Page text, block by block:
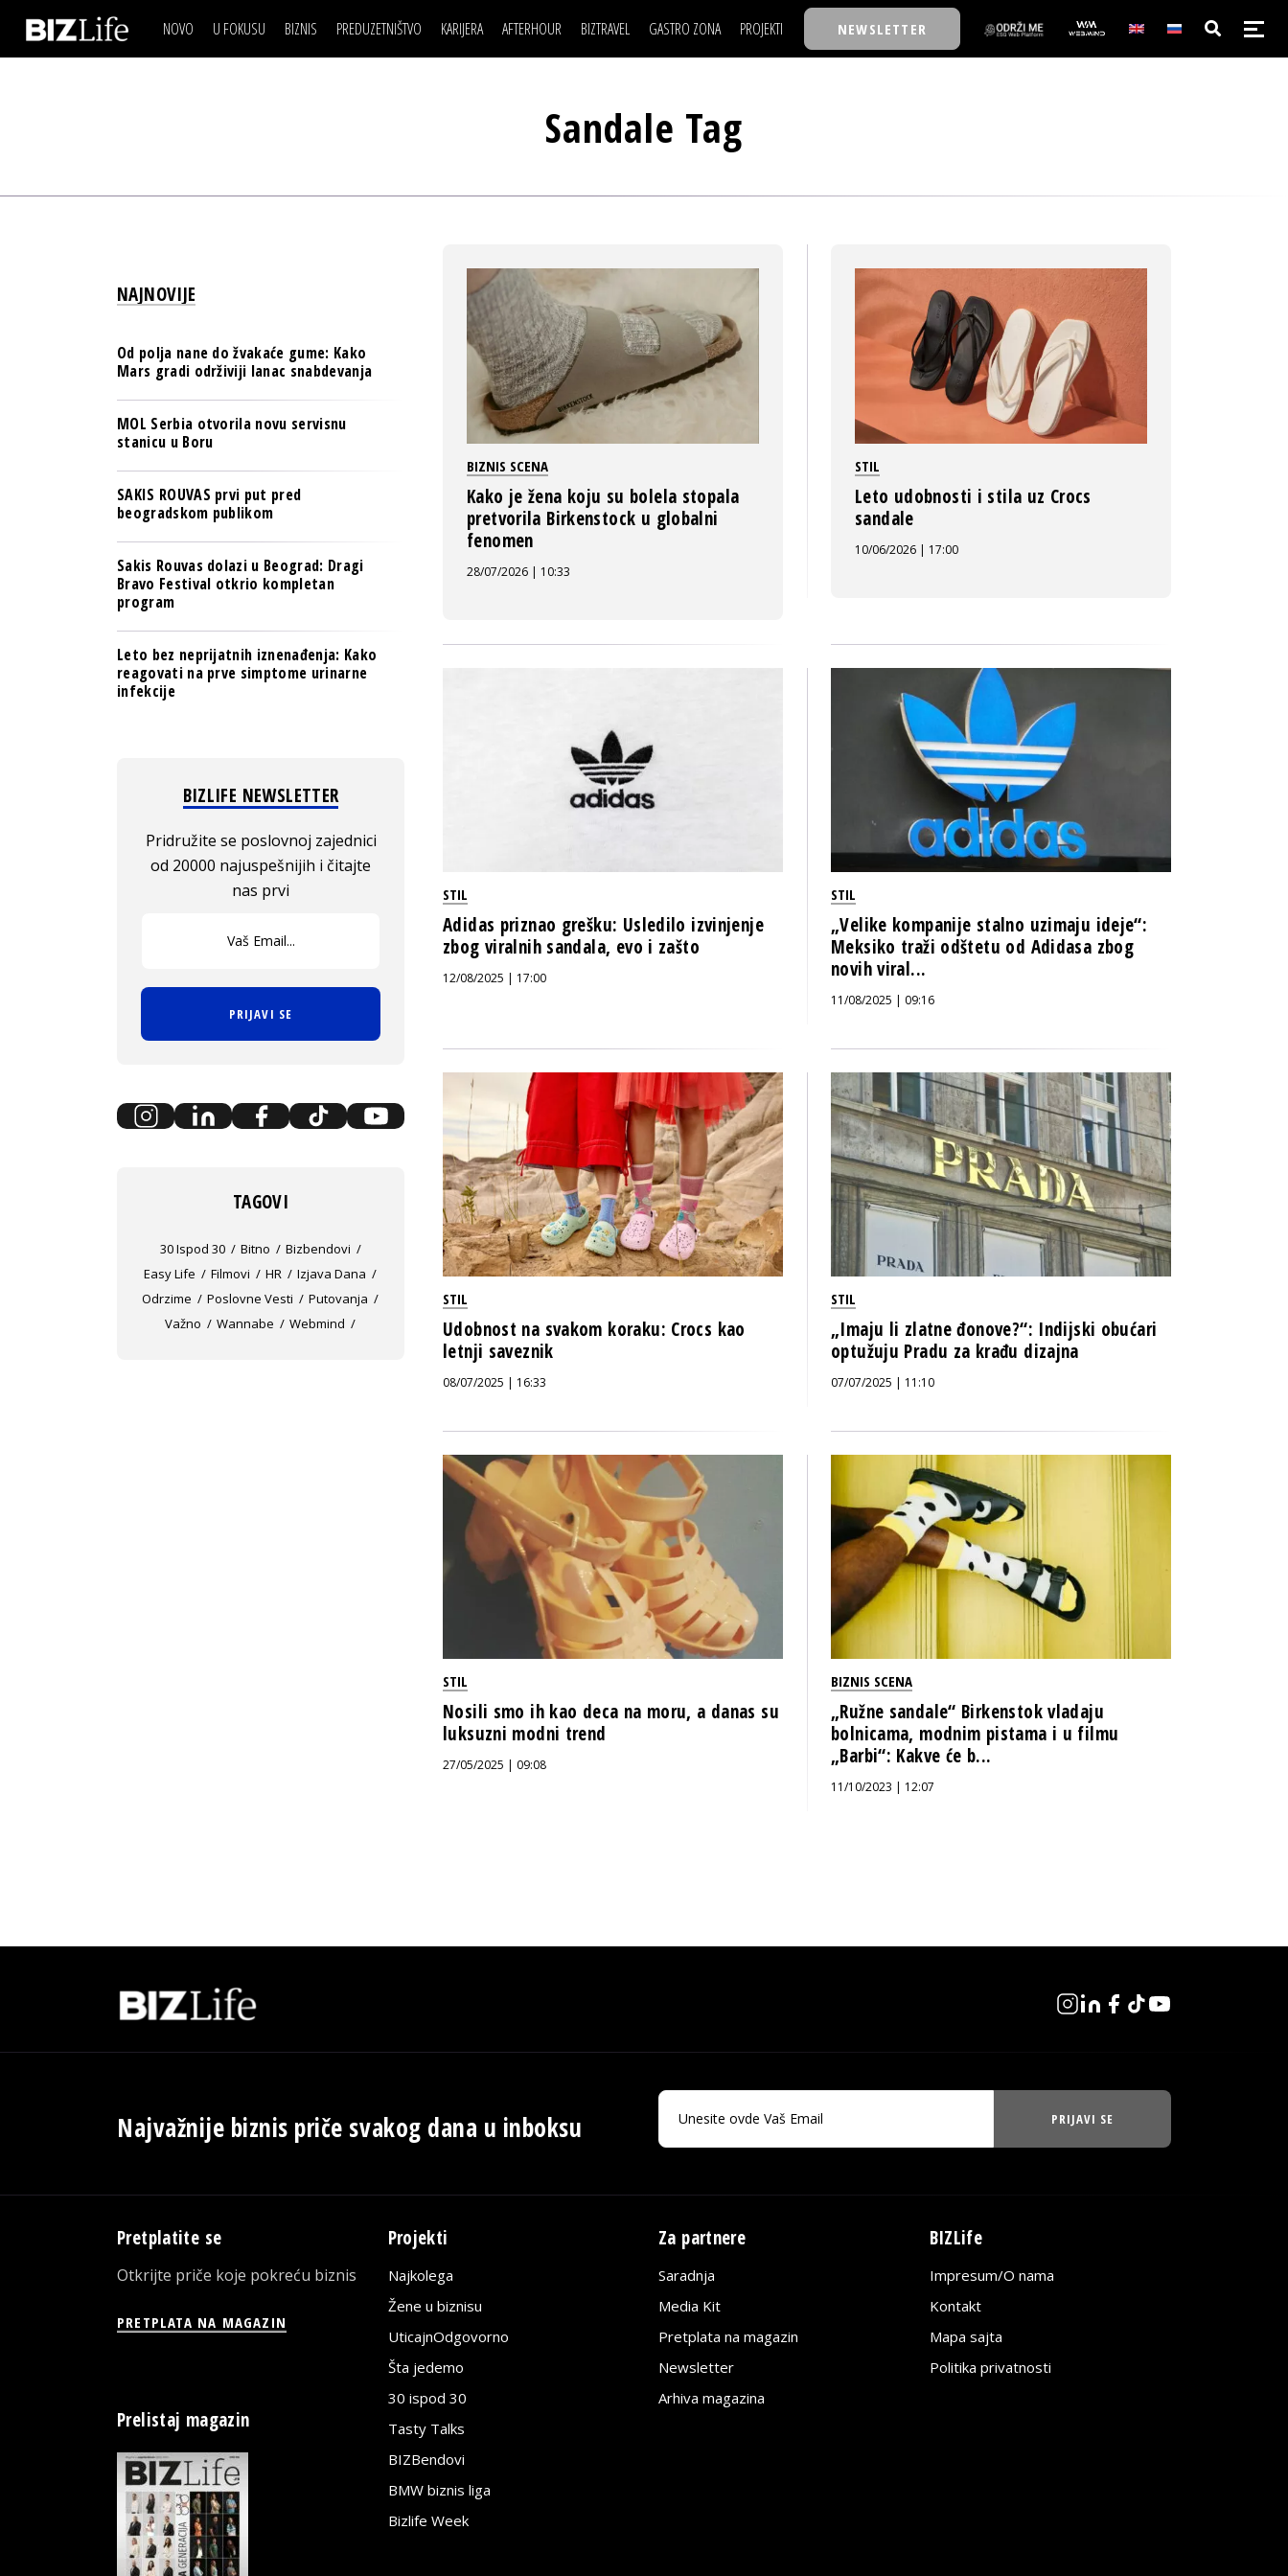
NOVO U FOKUSU BIZNIS
ESG & ENERGY
PULS REGIONA
NOVO NA RAFU
PREDUZETNIŠTVO KARIJERA
USAVRŠAVANJE
AFTERHOUR
KNJIGE
STIL
BIZTRAVEL GASTRO ZONA PROJEKTI
BACK TO OFFICE/SCHOOL
NEWSLETTER
IZJAVA DANABIZNIS SCENA
NOVO NA RAFU
POSAO
FILM I SCENA
NAJKOLEGA
BIZLIFE WEEK
Sandale Tag
BIZNIS SCENA
Kako je žena koju su bolela stopala
pretvorila Birkenstock u globalni
fenomen
28/07/2026 | 10:33
STIL
Leto udobnosti i stila uz Crocs
sandale
10/06/2026 | 17:00
STIL
Adidas priznao grešku: Usledilo izvinjenje
zbog viralnih sandala, evo i zašto
12/08/2025 | 17:00
STIL
„Velike kompanije stalno uzimaju ideje“:
Meksiko traži odštetu od Adidasa zbog
novih viral...
11/08/2025 | 09:16
STIL
Udobnost na svakom koraku: Crocs kao
letnji saveznik
08/07/2025 | 16:33
STIL
„Imaju li zlatne đonove?“: Indijski obućari
optužuju Pradu za krađu dizajna
07/07/2025 | 11:10
STIL
Nosili smo ih kao deca na moru, a danas su
luksuzni modni trend
27/05/2025 | 09:08
BIZNIS SCENA
„Ružne sandale“ Birkenstok vladaju
bolnicama, modnim pistama i u filmu
„Barbi“: Kakve će b...
11/10/2023 | 12:07
NAJNOVIJE
Od polja nane do žvakaće gume: Kako
Mars gradi održiviji lanac snabdevanja
MOL Serbia otvorila novu servisnu
stanicu u Boru
SAKIS ROUVAS prvi put pred
beogradskom publikom
Sakis Rouvas dolazi u Beograd: Dragi
Bravo Festival otkrio kompletan
program
Leto bez neprijatnih iznenađenja: Kako
reagovati na prve simptome urinarne
infekcije
BIZLIFE NEWSLETTER
Pridružite se poslovnoj zajednici
od 20000 najuspešnijih i čitajte
nas prvi
PRIJAVI SE
TAGOVI
30 Ispod 30 Bitno
Bizbendovi
Easy Life
Filmovi HR
Izjava Dana
Odrzime
Poslovne Vesti
Putovanja
Važno
Wannabe Webmind
Najvažnije biznis priče svakog dana u inboksu PRIJAVI SE
Pretplatite se
Otkrijte priče koje pokreću biznis
PRETPLATA NA MAGAZIN
Prelistaj magazin
Projekti
Najkolega
Žene u biznisu
UticajnOdgovorno
Šta jedemo
30 ispod 30
Tasty Talks
BIZBendovi
BMW biznis liga
Bizlife Week
Za partnere
Saradnja
Media Kit
Pretplata na magazin
Newsletter
Arhiva magazina
BIZLife
Impresum/O nama
Kontakt
Mapa sajta
Politika privatnosti